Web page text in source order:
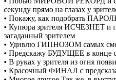
секунду прямо на глазах у
• Покажу, как подобрать
• Купюра зрителя ИСЧЕЗНЕТ и
загаданный зрителем
• Удивлю ГИПНОЗОМ самых
• Предскажу БУДУЩЕЕ в конце
• В руках у зрителя из огня
• Красочный ФИНАЛ с